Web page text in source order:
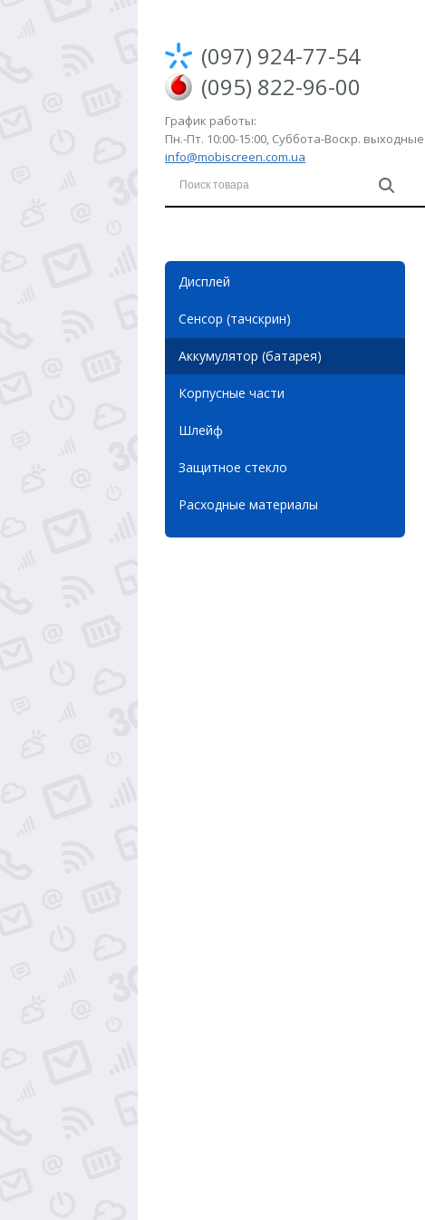
(097) 924-77-54
(095) 822-96-00
График работы:
Пн.-Пт. 10:00-15:00, Суббота-Воскр. выходные
info@mobiscreen.com.ua
Дисплей
Сенсор (тачскрин)
Аккумулятор (батарея)
Корпусные части
Шлейф
Защитное стекло
Расходные материалы